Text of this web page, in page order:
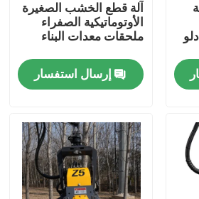
آلة قطع الخشب الصغيرة
الأوتوماتيكية الصفراء
ملحقات معدات البناء
إرسال استفسار